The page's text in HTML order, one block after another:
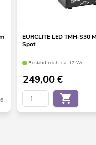
EUROLITE LED TMH-S30
Spot
Bestand reicht ca. 12 Wo.
249,00€